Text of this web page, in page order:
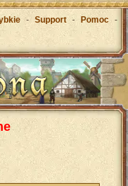
- Support - Pomoc -